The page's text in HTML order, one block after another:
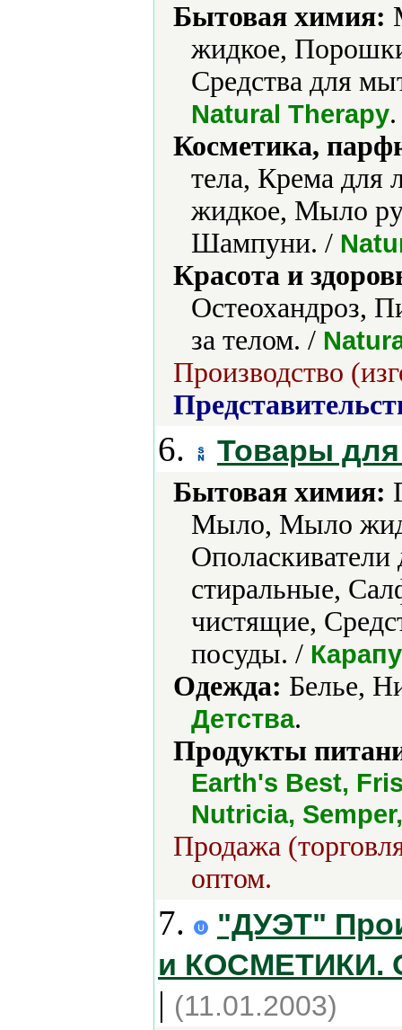
Бытовая химия:
жидкое,
Средства для
Natural Therapy.
Косметика,
тела, Крема
жидкое, Мыло
Шампуни. /
Красота и
Остеохандроз,
за телом. /
Производство
6. Товары для
Бытовая химия:
Мыло, Мыло
стиральные,
чистящие,
посуды. /
Одежда: Белье,
Детства.
Продукты
Earth's Best,
Nutricia,
Продажа
оптом.
7.
"ДУЭТ"
и КОСМЕТИКИ.
| (11.01.2003)